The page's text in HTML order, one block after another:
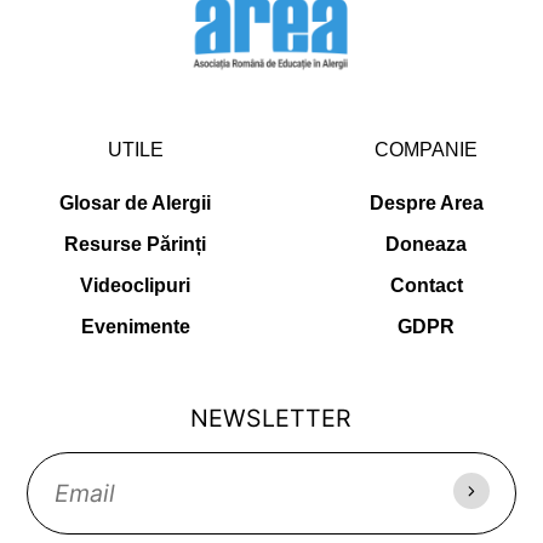
UTILE
Glosar de Alergii
Resurse Părinți
Videoclipuri
Evenimente
COMPANIE
Despre Area
Doneaza
Contact
GDPR
NEWSLETTER